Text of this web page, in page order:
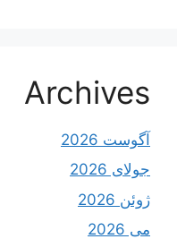
Archives
آگوست 2026
جولای 2026
ژوئن 2026
می 2026